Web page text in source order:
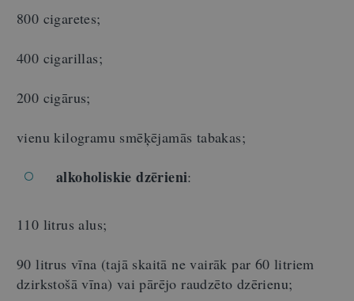
800 cigaretes;
400 cigarillas;
200 cigārus;
vienu kilogramu smēķējamās tabakas;
alkoholiskie dzērieni:
110 litrus alus;
90 litrus vīna (tajā skaitā ne vairāk par 60 litriem
dzirkstošā vīna) vai pārējo raudzēto dzērienu;